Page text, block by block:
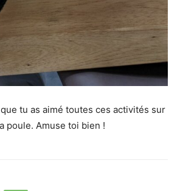
tu as aimé toutes ces activités sur
poule. Amuse toi bien !